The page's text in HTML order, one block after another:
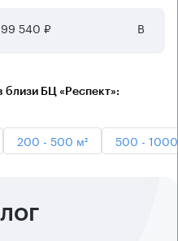
540 ₽ B
близи БЦ «Респект»:
200 - 500 м² 500 -